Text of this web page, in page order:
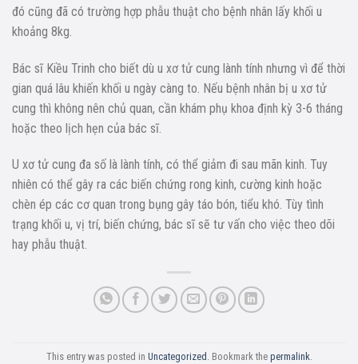
đó cũng đã có trường hợp phẫu thuật cho bệnh nhân lấy khối u
khoảng 8kg.
Bác sĩ Kiều Trinh cho biết dù u xơ tử cung lành tính nhưng vì để thời
gian quá lâu khiến khối u ngày càng to. Nếu bệnh nhân bị u xơ tử
cung thì không nên chủ quan, cần khám phụ khoa định kỳ 3-6 tháng
hoặc theo lịch hẹn của bác sĩ.
U xơ tử cung đa số là lành tính, có thể giảm đi sau mãn kinh. Tuy
nhiên có thể gây ra các biến chứng rong kinh, cường kinh hoặc
chèn ép các cơ quan trong bụng gây táo bón, tiểu khó. Tùy tình
trạng khối u, vị trí, biến chứng, bác sĩ sẽ tư vấn cho việc theo dõi
hay phẫu thuật.
This entry was posted in Uncategorized . Bookmark the permalink